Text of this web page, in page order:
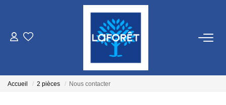
LOCATIONS
Accueil 2 pièces Nous contacter